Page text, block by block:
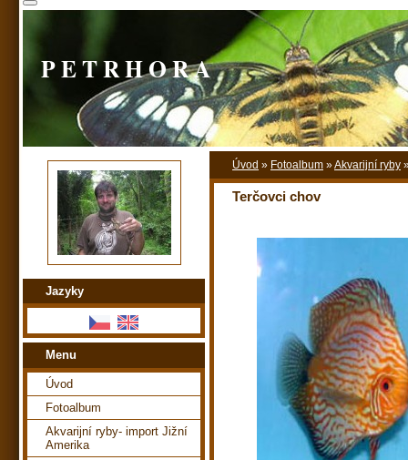
P E T R H O R A
Úvod » Fotoalbum »Akvarijní ryby
Terčovci chov
Jazyky
Menu
Úvod
Fotoalbum
Akvarijní ryby- import Jižní
Amerika